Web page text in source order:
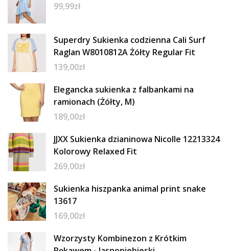
99,99zł
Superdry Sukienka codzienna Cali Surf
Raglan W8010812A Żółty Regular Fit
139,00zł
Elegancka sukienka z falbankami na
ramionach (Żółty, M)
189,00zł
JJXX Sukienka dzianinowa Nicolle 12213324
Kolorowy Relaxed Fit
269,00zł
Sukienka hiszpanka animal print snake
13617
169,00zł
Wzorzysty Kombinezon z Krótkim